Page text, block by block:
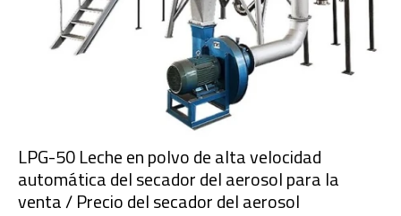
LPG-50 Leche en polvo de alta velocidad
automática del secador del aerosol para la
venta / Precio del secador del aerosol